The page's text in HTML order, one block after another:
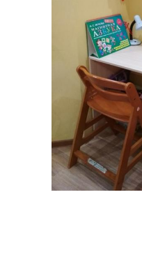
Идеи для декора
Стен на кухне